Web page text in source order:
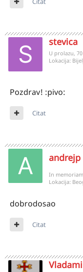
stevica
U prolazu,
Lokacija:
Pozdrav! :pivo:
Citat
andrejp
In
Lokacija:
dobrodosao
Citat